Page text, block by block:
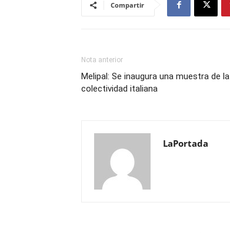
Compartir
Nota anterior
Melipal: Se inaugura una muestra de la
colectividad italiana
LaPortada